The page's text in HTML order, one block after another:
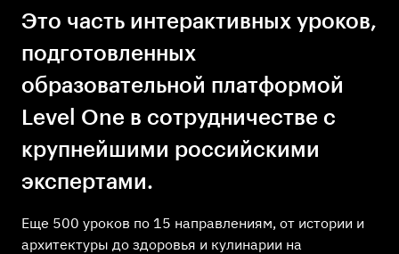
Это часть интерактивных уроков,
подготовленных
образовательной платформой
Level One в сотрудничестве с
крупнейшими российскими
экспертами.
Еще 500 уроков по 15 направлениям, от истории и
архитектуры до здоровья и кулинарии на